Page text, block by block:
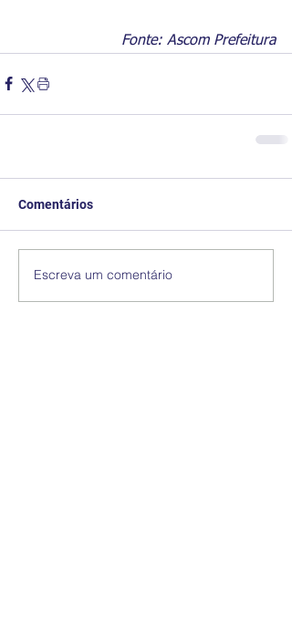
Fonte: Ascom Prefeitura
Comentários
Escreva um comentário